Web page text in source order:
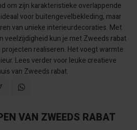
om zijn karakteristieke overlappende
voor buitengevelbekleding, maar
van unieke interieurdecoraties. Met
veelzijdigheid kun je met Zweeds rabat
realiseren. Het voegt warmte
Lees verder voor leuke creatieve
van Zweeds rabat.
VAN ZWEEDS RABAT